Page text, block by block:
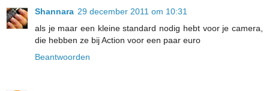
Shannara 29 december 2011 om 10:31
als je maar een kleine standard nodig hebt voor je camera,
die hebben ze bij Action voor een paar euro
Beantwoorden